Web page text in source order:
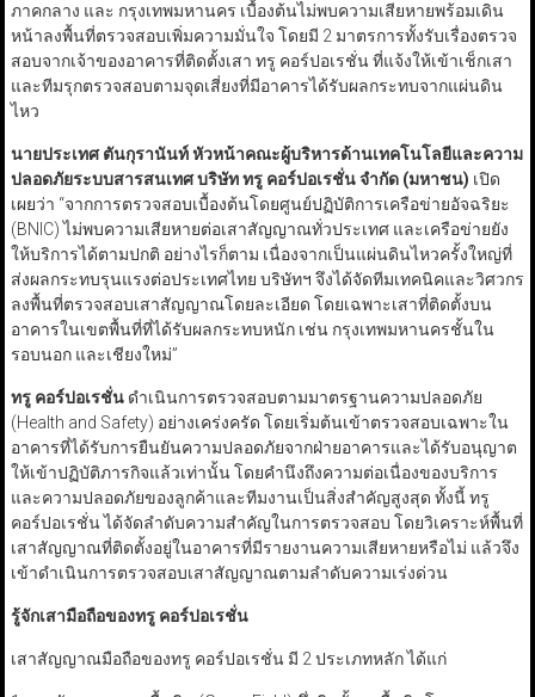
ภาคกลาง และ กรุงเทพมหานคร เบื้องต้นไม่พบความเสียหายพร้อมเดิน
หน้าลงพื้นที่ตรวจสอบเพิ่มความมั่นใจ โดยมี 2 มาตรการทั้งรับเรื่องตรวจ
สอบจากเจ้าของอาคารที่ติดตั้งเสา ทรู คอร์ปอเรชั่น ที่แจ้งให้เข้าเช็กเสา
และทีมรุกตรวจสอบตามจุดเสี่ยงที่มีอาคารได้รับผลกระทบจากแผ่นดิน
ไหว
นายประเทศ ตันกุรานันท์ หัวหน้าคณะผู้บริหารด้านเทคโนโลยีและความ
ปลอดภัยระบบสารสนเทศ บริษัท ทรู คอร์ปอเรชั่น จำกัด (มหาชน) เปิด
เผยว่า “จากการตรวจสอบเบื้องต้นโดยศูนย์ปฏิบัติการเครือข่ายอัจฉริยะ
(BNIC) ไม่พบความเสียหายต่อเสาสัญญาณทั่วประเทศ และเครือข่ายยัง
ให้บริการได้ตามปกติ อย่างไรก็ตาม เนื่องจากเป็นแผ่นดินไหวครั้งใหญ่ที่
ส่งผลกระทบรุนแรงต่อประเทศไทย บริษัทฯ จึงได้จัดทีมเทคนิคและวิศวกร
ลงพื้นที่ตรวจสอบเสาสัญญาณโดยละเอียด โดยเฉพาะเสาที่ติดตั้งบน
อาคารในเขตพื้นที่ที่ได้รับผลกระทบหนัก เช่น กรุงเทพมหานครชั้นใน
รอบนอก และเชียงใหม่”
ทรู คอร์ปอเรชั่นดำเนินการตรวจสอบตามมาตรฐานความปลอดภัย
(Health and Safety) อย่างเคร่งครัด โดยเริ่มต้นเข้าตรวจสอบเฉพาะใน
อาคารที่ได้รับการยืนยันความปลอดภัยจากฝ่ายอาคารและได้รับอนุญาต
ให้เข้าปฏิบัติภารกิจแล้วเท่านั้น โดยคำนึงถึงความต่อเนื่องของบริการ
และความปลอดภัยของลูกค้าและทีมงานเป็นสิ่งสำคัญสูงสุด ทั้งนี้ ทรู
คอร์ปอเรชั่น ได้จัดลำดับความสำคัญในการตรวจสอบ โดยวิเคราะห์พื้นที่
เสาสัญญาณที่ติดตั้งอยู่ในอาคารที่มีรายงานความเสียหายหรือไม่ แล้วจึง
เข้าดำเนินการตรวจสอบเสาสัญญาณตามลำดับความเร่งด่วน
รู้จักเสามือถือของทรู คอร์ปอเรชั่น
เสาสัญญาณมือถือของทรู คอร์ปอเรชั่น มี 2 ประเภทหลัก ได้แก่